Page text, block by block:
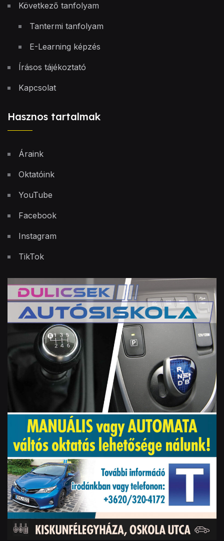
Következő tanfolyam
Tantermi tanfolyam
E-Learning képzés
Írásos tájékoztató
Kapcsolat
Hasznos tartalmak
Áraink
Oktatóink
YouTube
Facebook
Instagram
TikTok